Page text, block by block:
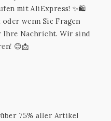
mit AliExpress! ✨🛍️
wenn Sie Fragen
Ihre Nachricht. Wir sind
😊📩
75% aller Artikel